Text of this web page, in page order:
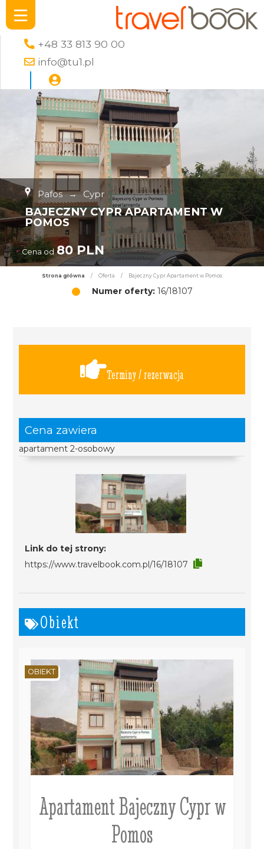
+48 33 813 90 00
info@tu1.pl
Pafos → Cypr
BAJECZNY CYPR APARTAMENT W
POMOS
Cena od 80 PLN
Strona główna / Oferta / Bajeczny Cypr Apartament w Pomos
Numer oferty:16/18107
Terminy / rezerwacja
Cena zawiera
apartament 2-osobowy
Link do tej strony:
https://www.travelbook.com.pl/16/18107
Obiekt
Apartament Bajeczny Cypr w
Pomos
OBIEKT